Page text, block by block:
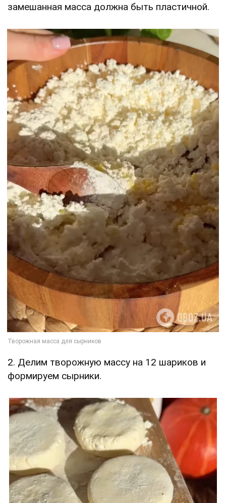
замешанная масса должна быть пластичной.
2. Делим творожную массу на 12 шариков и
формируем сырники.